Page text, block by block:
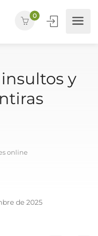
0
y
online
de 2025